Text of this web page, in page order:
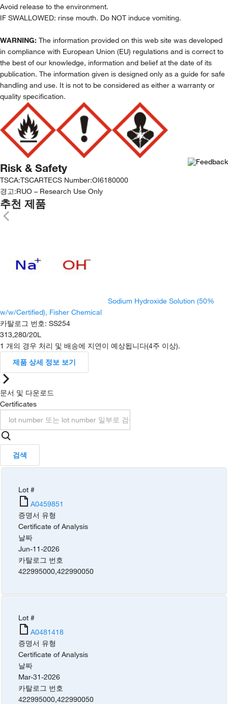
Avoid release to the environment.
IF SWALLOWED: rinse mouth. Do NOT induce vomiting.
WARNING: The information provided on this web site was developed
in compliance with European Union (EU) regulations and is correct to
the best of our knowledge, information and belief at the date of its
publication. The information given is designed only as a guide for safe
handling and use. It is not to be considered as either a warranty or
quality specification.
Risk & Safety
TSCA:TSCARTECS Number:OI6180000
경고:RUO – Research Use Only
추천 제품
Sodium Hydroxide Solution (50%
w/w/Certified), Fisher Chemical
카탈로그 번호: SS254
313,280/20L
1 개의 경우 처리 및 배송에 지연이 예상됩니다(4주 이상).
제품 상세 정보 보기
문서 및 다운로드
Certificates
검색
Lot #
A0459851
증명서 유형
Certificate of Analysis
날짜
Jun-11-2026
카탈로그 번호
422995000,422990050
Lot #
A0481418
증명서 유형
Certificate of Analysis
날짜
Mar-31-2026
카탈로그 번호
422995000,422990050